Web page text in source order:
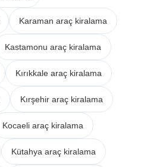
Karaman araç kiralama
Kastamonu araç kiralama
Kırıkkale araç kiralama
Kırşehir araç kiralama
Kocaeli araç kiralama
Kütahya araç kiralama